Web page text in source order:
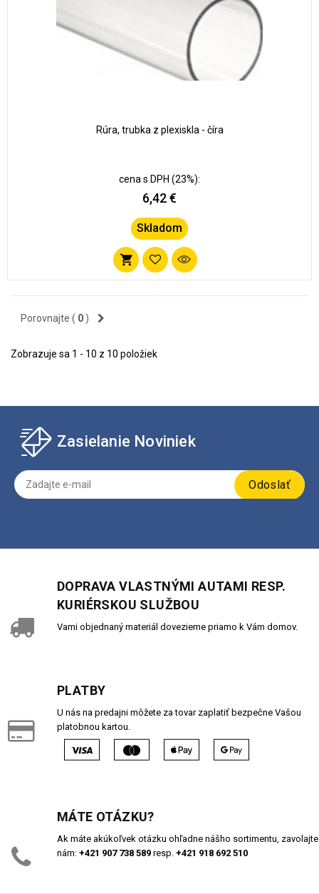
Rúra, trubka z plexiskla - číra
cena s DPH (23%):
6,42 €
Skladom
Pridať
do
Porovnajte ( 0 )
Zobrazuje sa 1 - 10 z 10 položiek
Zasielanie Noviniek
Odoslať
DOPRAVA VLASTNÝMI AUTAMI RESP.
KURIÉRSKOU SLUŽBOU
Vami objednaný materiál dovezieme priamo k Vám domov.
PLATBY
U nás na predajni môžete za tovar zaplatiť bezpečne Vašou
platobnou kartou.
MÁTE OTÁZKU?
Ak máte akúkoľvek otázku ohľadne nášho sortimentu, zavolajte
nám: +421 907 738 589 resp. +421 918 692 510